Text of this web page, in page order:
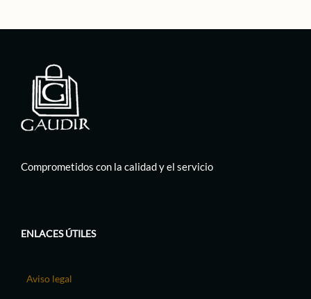
Comprometidos con la calidad y el servicio
ENLACES ÚTILES
Aviso legal